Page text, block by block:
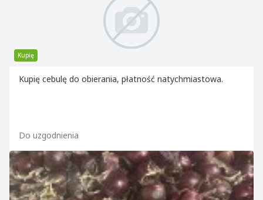
Kupię
Kupię cebulę do obierania, płatność natychmiastowa.
Do uzgodnienia